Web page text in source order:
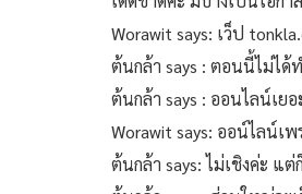
Worawit says: เว็ป
ต้นกล้า says : ตอนนี้ไม่ได้
ต้นกล้า says : ออนไลน์เย
Worawit says: ออน์ไลน์เ
ต้นกล้า says: ไม่เชิงค่ะ แ